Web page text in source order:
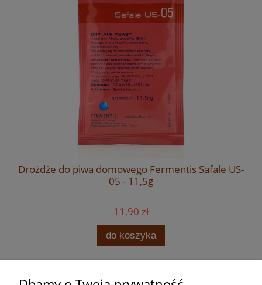
Drożdże do piwa domowego Fermentis Safale US-
05 - 11,5g
11,90 zł
do koszyka